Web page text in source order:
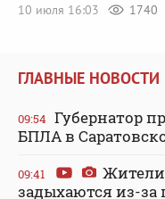
10 июля 16:03
1740
ГЛАВНЫЕ НОВОСТИ
09:54 Губернатор
БПЛА в
09:41
Жители
задыхаются из-за